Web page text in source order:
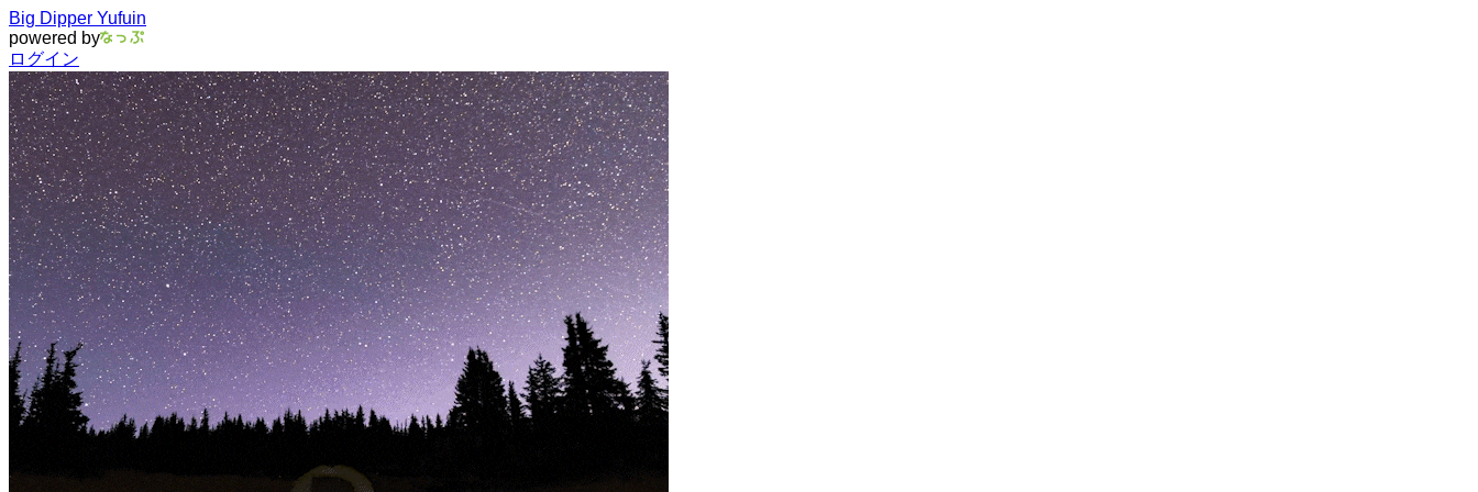
Big Dipper Yufuin
powered by
ログイン